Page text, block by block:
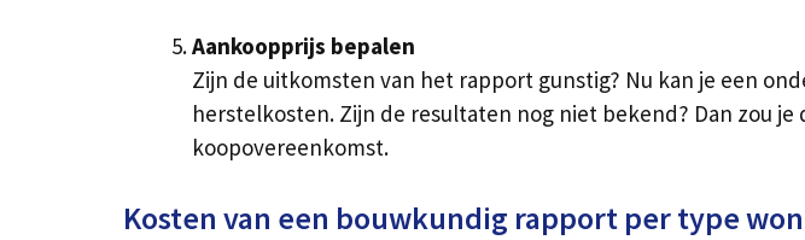
Aankoopprijs bepalen
Zijn de uitkomsten van het rapport gunstig? Nu kan je een
herstelkosten. Zijn de resultaten nog niet bekend? Dan zou
koopovereenkomst.
Kosten van een bouwkundig rapport per type